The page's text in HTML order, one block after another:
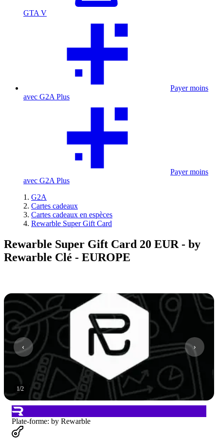
GTA V
Payer moins
avec G2A Plus
Payer moins
avec G2A Plus
G2A
Cartes cadeaux
Cartes cadeaux en espèces
Rewarble Super Gift Card
Rewarble Super Gift Card 20 EUR - by
Rewarble Clé - EUROPE
1/2
Plate-forme: by Rewarble